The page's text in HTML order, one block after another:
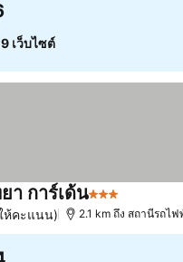
9 เว็บไซต์
า การ์เด้น3 ดาว
ห้คะแนน) 2.1 km ถึง สถานีรถไ